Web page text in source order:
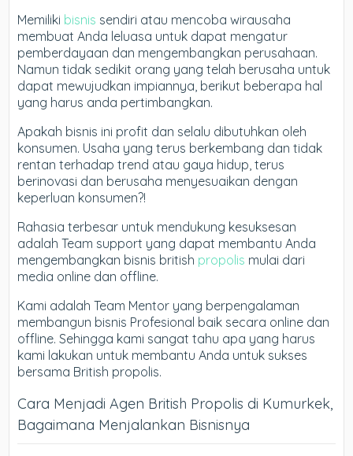
Memiliki bisnis sendiri atau mencoba wirausaha
membuat Anda leluasa untuk dapat mengatur
pemberdayaan dan mengembangkan perusahaan.
Namun tidak sedikit orang yang telah berusaha untuk
dapat mewujudkan impiannya, berikut beberapa hal
yang harus anda pertimbangkan.
Apakah bisnis ini profit dan selalu dibutuhkan oleh
konsumen. Usaha yang terus berkembang dan tidak
rentan terhadap trend atau gaya hidup, terus
berinovasi dan berusaha menyesuaikan dengan
keperluan konsumen?!
Rahasia terbesar untuk mendukung kesuksesan
adalah Team support yang dapat membantu Anda
mengembangkan bisnis british propolis mulai dari
media online dan offline.
Kami adalah Team Mentor yang berpengalaman
membangun bisnis Profesional baik secara online dan
offline. Sehingga kami sangat tahu apa yang harus
kami lakukan untuk membantu Anda untuk sukses
bersama British propolis.
Cara Menjadi Agen British Propolis di Kumurkek,
Bagaimana Menjalankan Bisnisnya